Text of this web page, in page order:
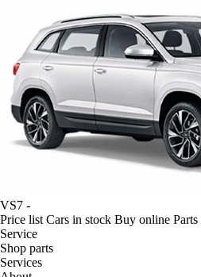
VS7 -
Price list Cars in stock Buy online Parts
Service
Shop parts
Services